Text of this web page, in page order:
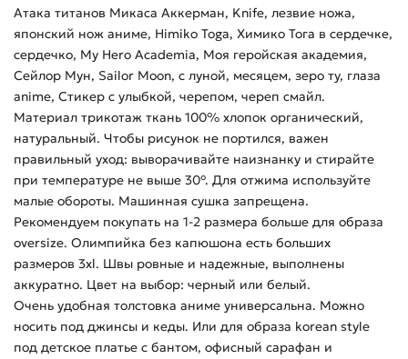
Атака титанов Микаса Аккерман, Knife, лезвие ножа,
японский нож аниме, Himiko Toga, Химико Тога в сердечке,
сердечко, My Hero Academia, Моя геройская академия,
Сейлор Мун, Sailor Moon, с луной, месяцем, зеро ту, глаза
anime, Стикер с улыбкой, черепом, череп смайл.
Материал трикотаж ткань 100% хлопок органический,
натуральный. Чтобы рисунок не портился, важен
правильный уход: выворачивайте наизнанку и стирайте
при температуре не выше 30°. Для отжима используйте
малые обороты. Машинная сушка запрещена.
Рекомендуем покупать на 1-2 размера больше для образа
oversize. Олимпийка без капюшона есть больших
размеров 3xl. Швы ровные и надежные, выполнены
аккуратно. Цвет на выбор: черный или белый.
Очень удобная толстовка аниме универсальна. Можно
носить под джинсы и кеды. Или для образа korean style
под детское платье с бантом, офисный сарафан и